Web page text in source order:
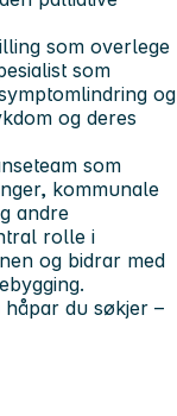
som overlege
som
og
og deres
som
kommunale
andre
rolle i
og bidrar med
du søkjer –